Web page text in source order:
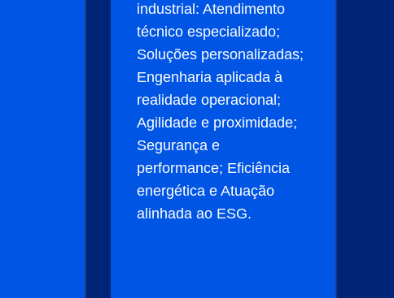
industrial: Atendimento
técnico especializado;
Soluções personalizadas;
Engenharia aplicada à
realidade operacional;
Agilidade e proximidade;
Segurança e
performance; Eficiência
energética e Atuação
alinhada ao ESG.